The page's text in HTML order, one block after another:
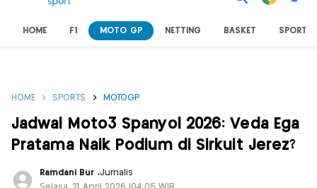
HOME F1 MOTO GP NETTING BASKET SPORT
HOME SPORTS MOTOGP
Jadwal Moto3 Spanyol 2026: Veda Ega
Pratama Naik Podium di Sirkuit Jerez?
Ramdani Bur ,Jurnalis